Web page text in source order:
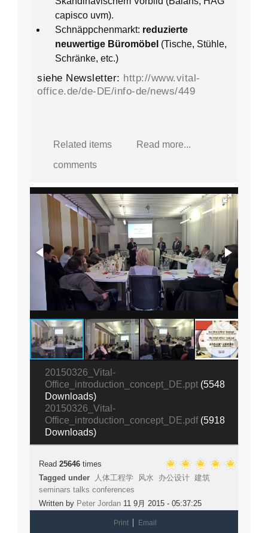
capisco uvm).
Schnäppchenmarkt: reduzierte
neuwertige Büromöbel (Tische, Stühle,
Schränke, etc.)
siehe Newsletter: http://www.vital-
office.de/de-DE/info-de/news/449
Related items
Read more...
comments
20150326_Vital-
Office_introduction_concept_DE.ppt (5548
Downloads)
20150326_Vital-
Office_introduction_concept_DE.pdf (5918
Downloads)
Read 25646 times
Tagged under
人体工程学 风水 办公设计 建筑
seminars talks conferences
Written by Peter Jordan 11 9月 2015 - 05:37:25
Print Email